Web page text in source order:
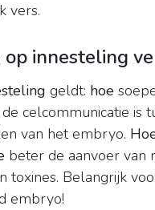
vers.
op innesteling
geldt: hoe
celcommunicatie is
van het embryo.
beter de aanvoer van
toxines. Belangrijk
embryo!